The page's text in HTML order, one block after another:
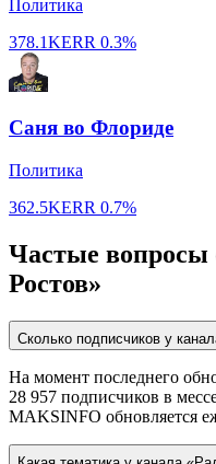
Политика
378.1KERR 0.3%
Саня во Флориде
Политика
362.5KERR 0.7%
Частые вопросы
Ростов»
Сколько подписчиков у
На момент последнего
28 957 подписчиков в
MAKSINFO обновляется